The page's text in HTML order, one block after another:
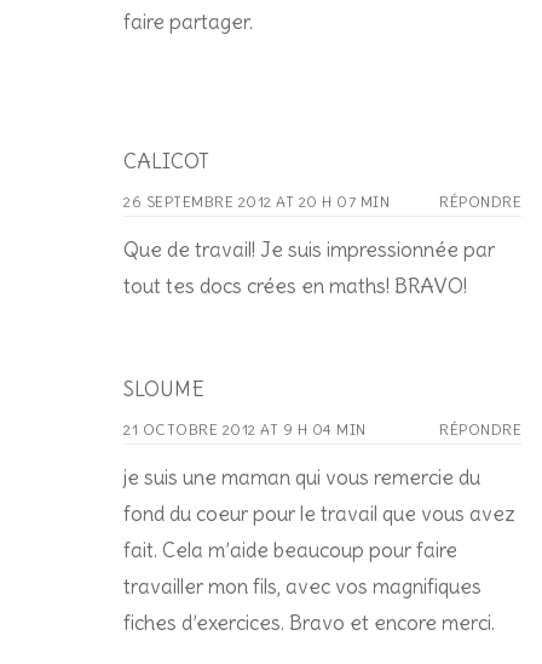
faire partager.
CALICOT
26 SEPTEMBRE 2012 AT 20 H 07 MIN RÉPONDRE
Que de travail! Je suis impressionnée par
tout tes docs crées en maths! BRAVO!
SLOUME
21 OCTOBRE 2012 AT 9 H 04 MIN RÉPONDRE
je suis une maman qui vous remercie du
fond du coeur pour le travail que vous avez
fait. Cela m’aide beaucoup pour faire
travailler mon fils, avec vos magnifiques
fiches d’exercices. Bravo et encore merci.